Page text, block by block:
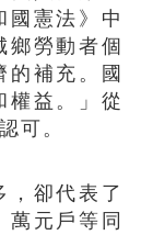
國憲法》中
鄉勞動者個
的補充。國
權益。」從
可。
卻代表了
萬元戶等同